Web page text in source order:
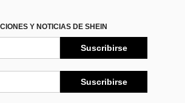
Y NOTICIAS DE SHEIN
Suscribirse
Suscribirse